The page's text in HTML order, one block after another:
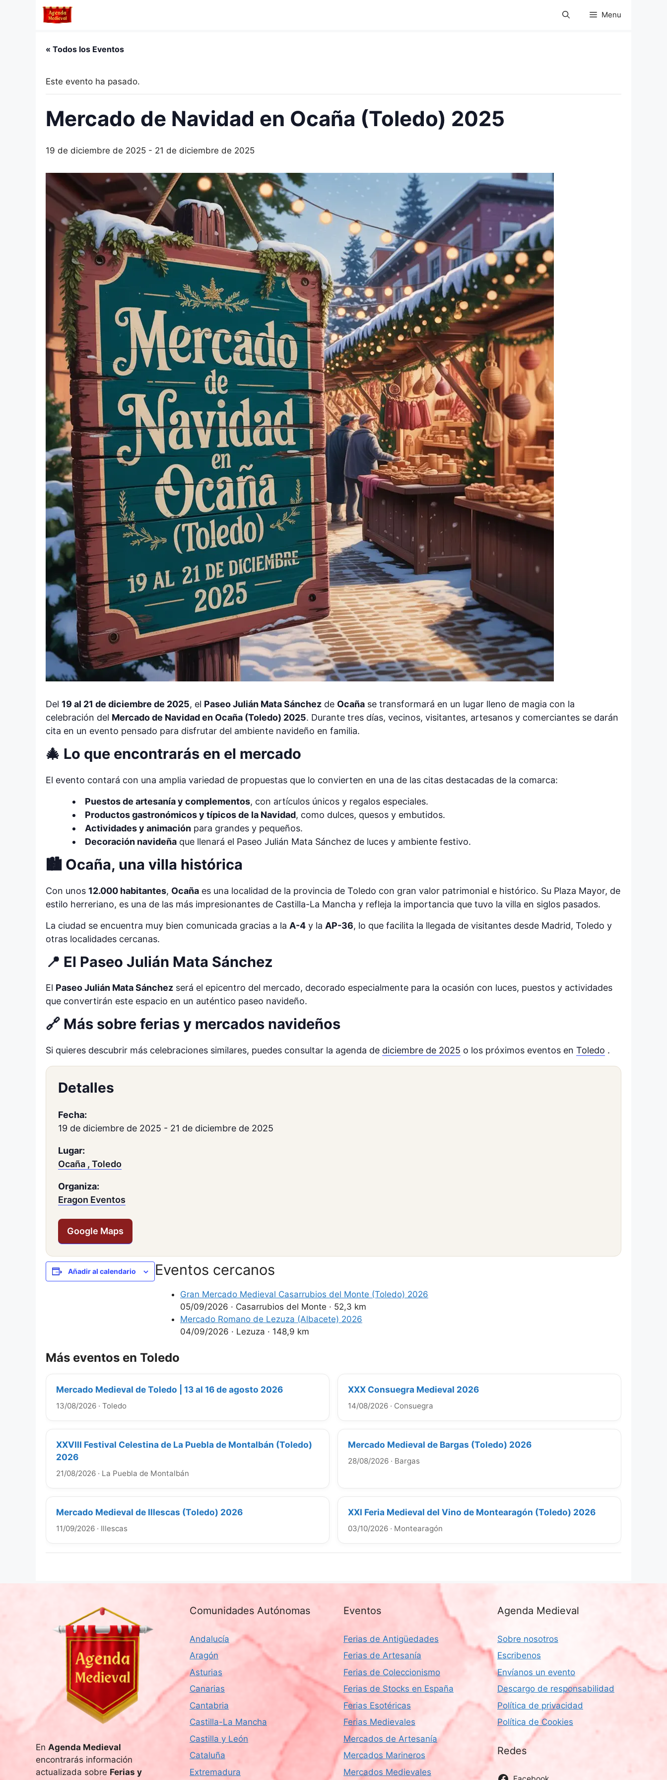
Menu
« Todos los Eventos
Este evento ha pasado.
Mercado de Navidad en Ocaña (Toledo) 2025
19 de diciembre de 2025 - 21 de diciembre de 2025
Del 19 al 21 de diciembre de 2025, el Paseo Julián Mata Sánchez de Ocaña se transformará en un lugar lleno de magia con la
celebración del Mercado de Navidad en Ocaña (Toledo) 2025. Durante tres días, vecinos, visitantes, artesanos y comerciantes se darán
cita en un evento pensado para disfrutar del ambiente navideño en familia.
🎄 Lo que encontrarás en el mercado
El evento contará con una amplia variedad de propuestas que lo convierten en una de las citas destacadas de la comarca:
Puestos de artesanía y complementos, con artículos únicos y regalos especiales.
Productos gastronómicos y típicos de la Navidad, como dulces, quesos y embutidos.
Actividades y animación para grandes y pequeños.
Decoración navideña que llenará el Paseo Julián Mata Sánchez de luces y ambiente festivo.
🏙️ Ocaña, una villa histórica
Con unos 12.000 habitantes, Ocaña es una localidad de la provincia de Toledo con gran valor patrimonial e histórico. Su Plaza Mayor, de
estilo herreriano, es una de las más impresionantes de Castilla-La Mancha y refleja la importancia que tuvo la villa en siglos pasados.
La ciudad se encuentra muy bien comunicada gracias a la A-4 y la AP-36, lo que facilita la llegada de visitantes desde Madrid, Toledo y
otras localidades cercanas.
📍 El Paseo Julián Mata Sánchez
El Paseo Julián Mata Sánchez será el epicentro del mercado, decorado especialmente para la ocasión con luces, puestos y actividades
que convertirán este espacio en un auténtico paseo navideño.
🔗 Más sobre ferias y mercados navideños
Si quieres descubrir más celebraciones similares, puedes consultar la agenda de diciembre de 2025 o los próximos eventos en Toledo .
Detalles
Fecha:
19 de diciembre de 2025 - 21 de diciembre de 2025
Lugar:
Ocaña , Toledo
Organiza:
Eragon Eventos
Google Maps
Añadir al calendario Eventos cercanos
Gran Mercado Medieval Casarrubios del Monte (Toledo) 2026
05/09/2026 · Casarrubios del Monte · 52,3 km
Mercado Romano de Lezuza (Albacete) 2026
04/09/2026 · Lezuza · 148,9 km
Más eventos en Toledo
Mercado Medieval de Toledo | 13 al 16 de agosto 2026
13/08/2026 · Toledo
XXX Consuegra Medieval 2026
14/08/2026 · Consuegra
XXVIII Festival Celestina de La Puebla de Montalbán (Toledo)
2026
21/08/2026 · La Puebla de Montalbán
Mercado Medieval de Bargas (Toledo) 2026
28/08/2026 · Bargas
Mercado Medieval de Illescas (Toledo) 2026
11/09/2026 · Illescas
XXI Feria Medieval del Vino de Montearagón (Toledo) 2026
03/10/2026 · Montearagón
En Agenda Medieval
encontrarás información
actualizada sobre Ferias y
Comunidades Autónomas
Andalucía
Aragón
Asturias
Canarias
Cantabria
Castilla-La Mancha
Castilla y León
Cataluña
Extremadura
Eventos
Ferias de Antigüedades
Ferias de Artesanía
Ferias de Coleccionismo
Ferias de Stocks en España
Ferias Esotéricas
Ferias Medievales
Mercados de Artesanía
Mercados Marineros
Mercados Medievales
Agenda Medieval
Sobre nosotros
Escribenos
Envíanos un evento
Descargo de responsabilidad
Política de privacidad
Política de Cookies
Redes